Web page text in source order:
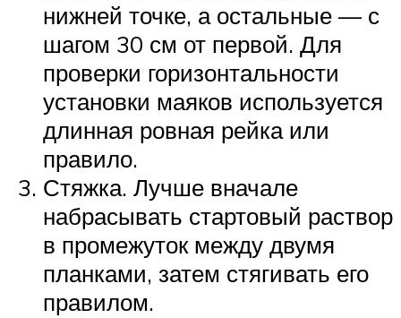
нижней точке, а остальные — с
шагом 30 см от первой. Для
проверки горизонтальности
установки маяков используется
длинная ровная рейка или
правило.
Стяжка. Лучше вначале
набрасывать стартовый раствор
в промежуток между двумя
планками, затем стягивать его
правилом.